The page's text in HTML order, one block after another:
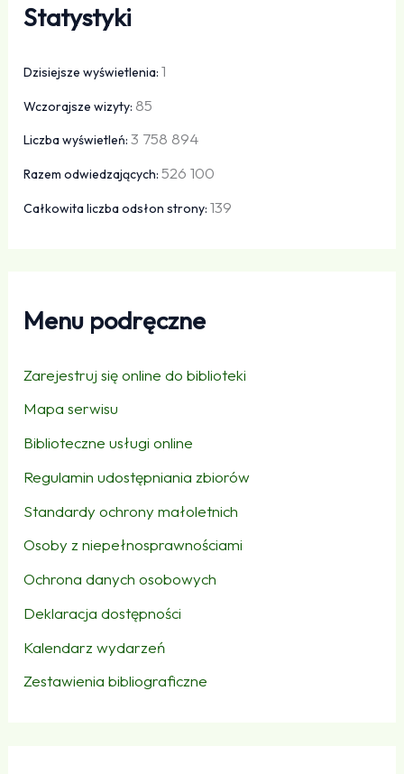
Statystyki
Dzisiejsze wyświetlenia:1
Wczorajsze wizyty: 85
Liczba wyświetleń:3 758 894
Razem odwiedzających:526 100
Całkowita liczba odsłon strony:139
Menu podręczne
Zarejestruj się online do biblioteki
Mapa serwisu
Biblioteczne usługi online
Regulamin udostępniania zbiorów
Standardy ochrony małoletnich
Osoby z niepełnosprawnościami
Ochrona danych osobowych
Deklaracja dostępności
Kalendarz wydarzeń
Zestawienia bibliograficzne